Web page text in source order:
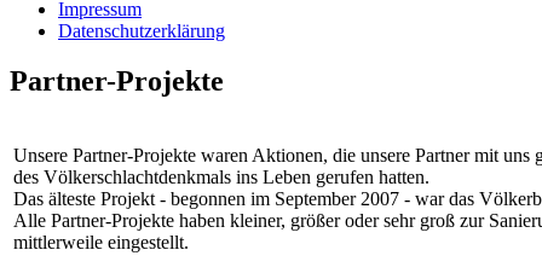
Impressum
Datenschutzerklärung
Partner-Projekte
Unsere Partner-Projekte waren Aktionen, die unsere Partner mit uns
des Völkerschlachtdenkmals ins Leben gerufen hatten.
Das älteste Projekt - begonnen im September 2007 - war das
Alle Partner-Projekte haben kleiner, größer oder sehr groß zur
mittlerweile eingestellt.